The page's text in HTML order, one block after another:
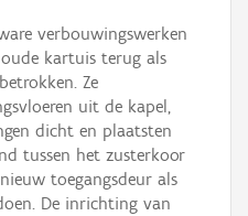
verbouwingswerken
kartuis terug als
Ze
uit de kapel,
dicht en plaatsten
tussen het zusterkoor
toegangsdeur als
De inrichting van